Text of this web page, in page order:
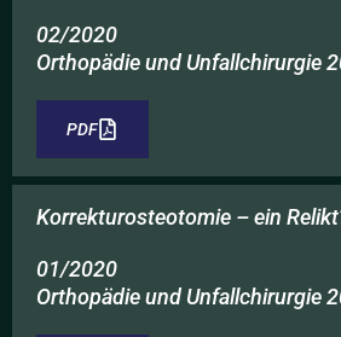
02/2020
Orthopädie und Unfallchirurgie
PDF
Korrekturosteotomie – ein
01/2020
Orthopädie und Unfallchirurgie